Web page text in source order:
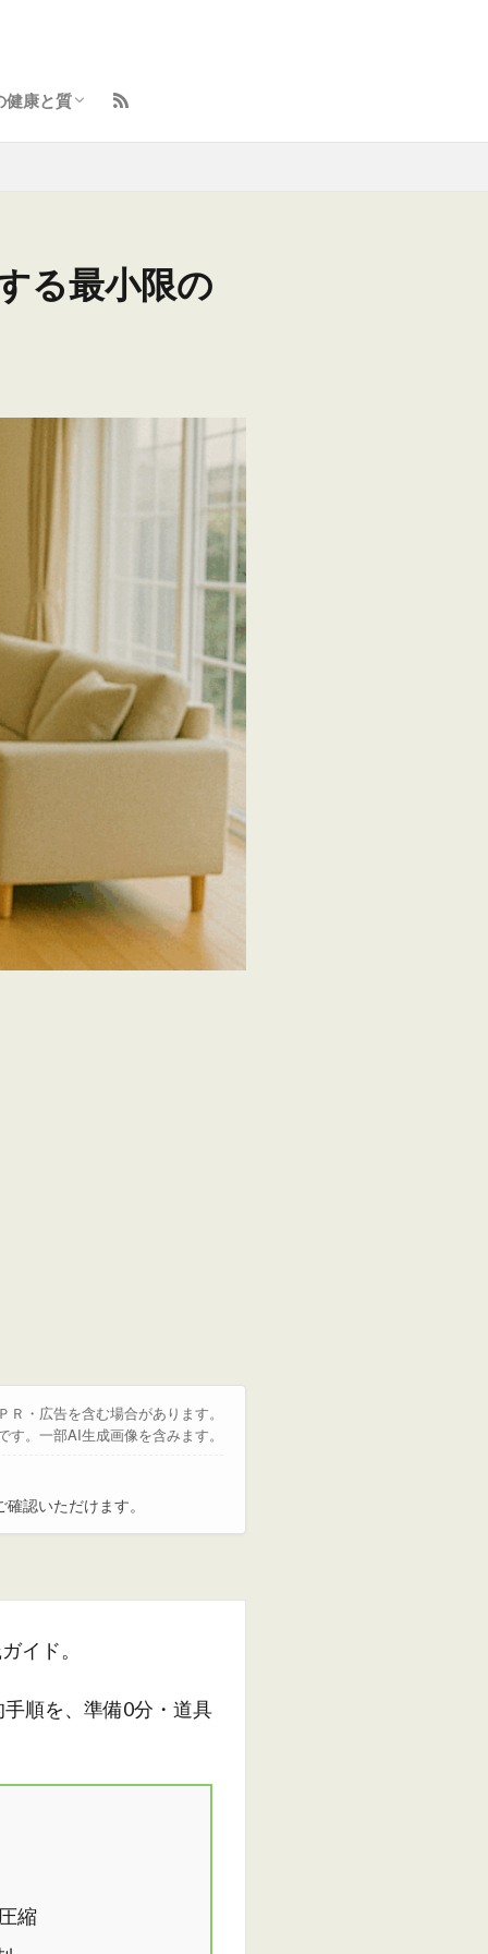
健康と質
る最小限の
Ｒ・広告を含む場合があります。
。一部AI生成画像を含みます。
認いただけます。
イド。
順を、準備0分・道具
縮